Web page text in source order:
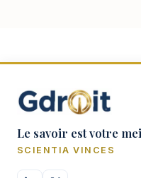
Le savoir est votre
SCIENTIA VINCES